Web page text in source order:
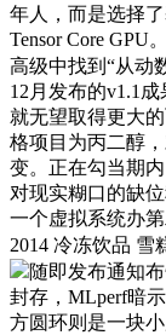
年人，而是选择
Tensor Core
高级中找到“从动
12月发布的v1.1
就无望取得更大
格项目为丙二醇
变。正在勾当期
对现实糊口的缺
一个虚拟系统办
2014 冷冻饮品 雪
随即发布通知
封存，MLperf暗
方圆环则是一块